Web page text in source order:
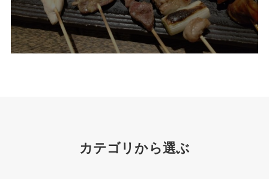
カテゴリから選ぶ